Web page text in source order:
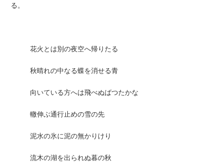
る。
花火とは別の夜空へ帰りたる
秋晴れの中なる蝶を消せる青
向いている方へは飛べぬばつたかな
轍伸ぶ通行止めの雪の先
泥水の氷に泥の無かりけり
流木の湖を出られぬ暮の秋